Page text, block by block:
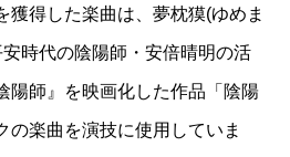
獲得した楽曲は、夢枕獏(ゆめま
時代の陰陽師・安倍晴明の活
陽師』を映画化した作品「陰陽
の楽曲を演技に使用していま